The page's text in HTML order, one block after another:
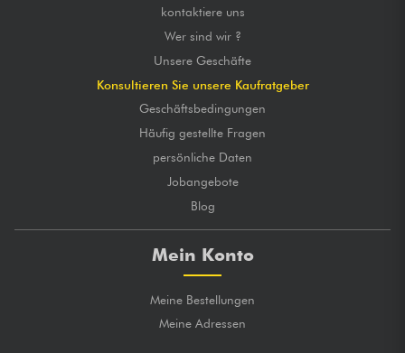
kontaktiere uns
Wer sind wir ?
Unsere Geschäfte
Konsultieren Sie unsere Kaufratgeber
Geschäftsbedingungen
Häufig gestellte Fragen
persönliche Daten
Jobangebote
Blog
Mein Konto
Meine Bestellungen
Meine Adressen